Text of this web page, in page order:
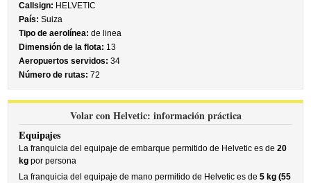
Callsign: HELVETIC
País: Suiza
Tipo de aerolínea: de linea
Dimensión de la flota: 13
Aeropuertos servidos: 34
Número de rutas: 72
Volar con Helvetic: información práctica
Equipajes
La franquicia del equipaje de embarque permitido de Helvetic es de20
kg por persona
La franquicia del equipaje de mano permitido de Helvetic es de5 kg (55